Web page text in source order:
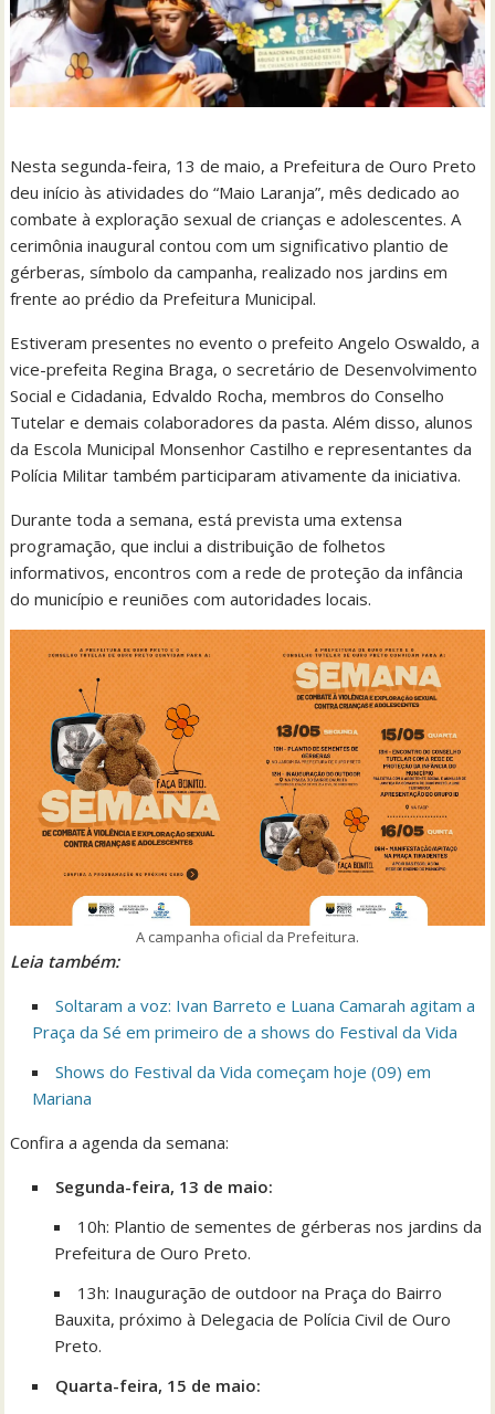
Nesta segunda-feira, 13 de maio, a Prefeitura de Ouro Preto
deu início às atividades do “Maio Laranja”, mês dedicado ao
combate à exploração sexual de crianças e adolescentes. A
cerimônia inaugural contou com um significativo plantio de
gérberas, símbolo da campanha, realizado nos jardins em
frente ao prédio da Prefeitura Municipal.
Estiveram presentes no evento o prefeito Angelo Oswaldo, a
vice-prefeita Regina Braga, o secretário de Desenvolvimento
Social e Cidadania, Edvaldo Rocha, membros do Conselho
Tutelar e demais colaboradores da pasta. Além disso, alunos
da Escola Municipal Monsenhor Castilho e representantes da
Polícia Militar também participaram ativamente da iniciativa.
Durante toda a semana, está prevista uma extensa
programação, que inclui a distribuição de folhetos
informativos, encontros com a rede de proteção da infância
do município e reuniões com autoridades locais.
A campanha oficial da Prefeitura.
Leia também:
Soltaram a voz: Ivan Barreto e Luana Camarah agitam a
Praça da Sé em primeiro de a shows do Festival da Vida
Shows do Festival da Vida começam hoje (09) em
Mariana
Confira a agenda da semana:
Segunda-feira, 13 de maio:
10h: Plantio de sementes de gérberas nos jardins da
Prefeitura de Ouro Preto.
13h: Inauguração de outdoor na Praça do Bairro
Bauxita, próximo à Delegacia de Polícia Civil de Ouro
Preto.
Quarta-feira, 15 de maio: